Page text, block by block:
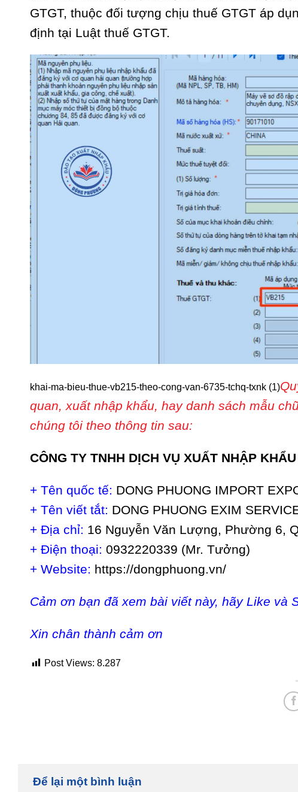
GTGT, thuộc đối tượng chịu thuế GTGT áp
định tại Luật thuế GTGT.
khai-ma-bieu-thue-vb215-theo-cong-van-6735-tchq-txnk (1)
quan, xuất nhập khẩu, hay danh sách mẫu
chúng tôi theo thông tin sau:
CÔNG TY TNHH DỊCH VỤ XUẤT NHẬP
+ Tên quốc tế: DONG PHUONG IMPORT
+ Tên viết tắt: DONG PHUONG EXIM
+ Địa chỉ: 16 Nguyễn Văn Lượng, Phường 6,
+ Điện thoại: 0932220339 (Mr. Tưởng)
+ Website: https://dongphuong.vn/
Cảm ơn bạn đã xem bài viết này, hãy Like và
Xin chân thành cảm ơn
Post Views: 8.287
Để lại một bình luận